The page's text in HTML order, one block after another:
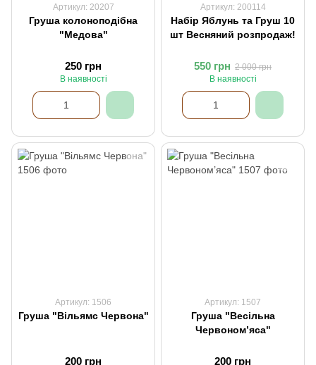
Артикул: 20207
Груша колоноподібна
"Медова"
250 грн
В наявності
Артикул: 200114
Набір Яблунь та Груш 10
шт Весняний розпродаж!
550 грн 2 000 грн
В наявності
Артикул: 1506
Груша "Вільямс Червона"
200 грн
Артикул: 1507
Груша "Весільна
Червоном’яса"
200 грн